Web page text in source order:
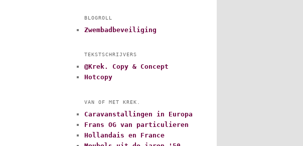
BLOGROLL
Zwembadbeveiliging
TEKSTSCHRIJVERS
@Krek. Copy & Concept
Hotcopy
VAN OF MET KREK.
Caravanstallingen in Europa
Frans OG van particulieren
Hollandais en France